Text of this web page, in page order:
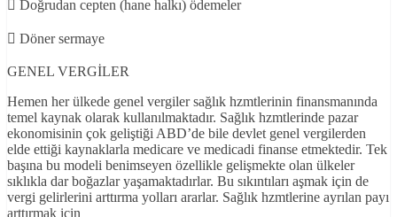
 Doğrudan cepten (hane halkı) ödemeler
 Döner sermaye
GENEL VERGİLER
Hemen her ülkede genel vergiler sağlık hzmtlerinin finansmanında
temel kaynak olarak kullanılmaktadır. Sağlık hzmtlerinde pazar
ekonomisinin çok geliştiği ABD’de bile devlet genel vergilerden
elde ettiği kaynaklarla medicare ve medicadi finanse etmektedir. Tek
başına bu modeli benimseyen özellikle gelişmekte olan ülkeler
sıklıkla dar boğazlar yaşamaktadırlar. Bu sıkıntıları aşmak için de
vergi gelirlerini arttırma yolları ararlar. Sağlık hzmtlerine ayrılan payı
arttırmak için